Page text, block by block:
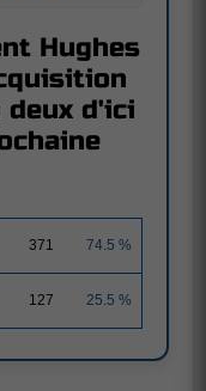
Hughes
deux d'ici
371 74.5 %
127 25.5 %